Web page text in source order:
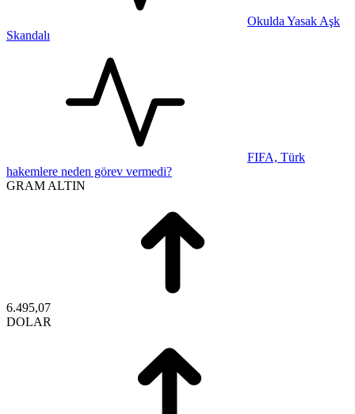
Okulda Yasak Aşk
Skandalı
FIFA, Türk
hakemlere neden görev vermedi?
GRAM ALTIN
6.495,07
DOLAR